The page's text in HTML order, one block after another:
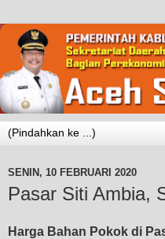
SENIN, 10 FEBRUARI 2020
Pasar Siti Ambia,
Harga Bahan Pokok di